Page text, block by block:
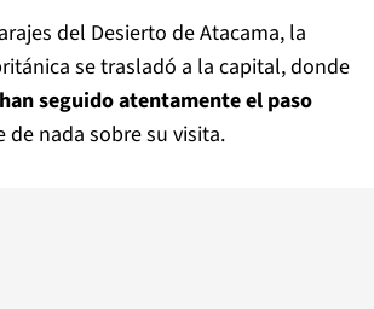
del Desierto de Atacama, la
se trasladó a la capital, donde
seguido atentamente el paso
de nada sobre su visita.